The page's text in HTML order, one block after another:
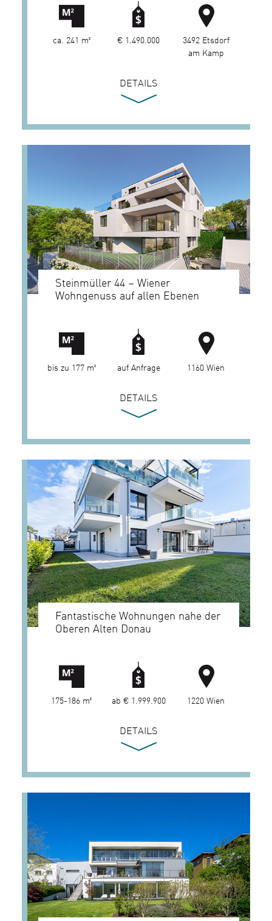
ca. 241 m² € 1.490.000
3492 Etsdorf
am Kamp
DETAILS
Steinmüller 44 – Wiener
Wohngenuss auf allen Ebenen
bis zu 177 m² auf Anfrage 1160 Wien
DETAILS
Fantastische Wohnungen nahe der
Oberen Alten Donau
175-186 m² ab € 1.999.900 1220 Wien
DETAILS